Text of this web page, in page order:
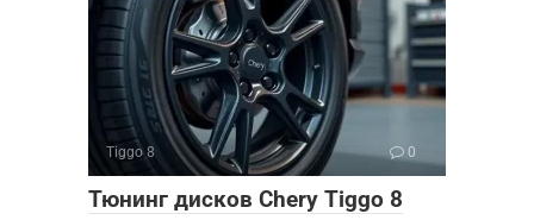
Tiggo 8 0
Тюнинг дисков Chery Tiggo 8